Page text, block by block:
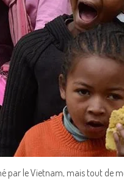
par le Vietnam, mais tout de